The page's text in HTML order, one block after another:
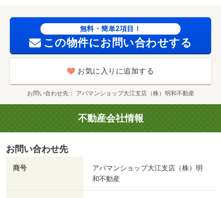
オ）まで４００ｍ／セブンイレブン（コンビニ）まで４７
３ｍ／ドラッグストアモリ本荘店（ドラッグストア）まで
５８０ｍ／くまもと乳腺・胃腸外科病院（病院）まで８６
０ｍ／デイリーヤマザキ熊本本山店（コンビニ）まで１１
無料・簡単2項目！
この物件にお問い合わせする
お気に入りに追加する
お問い合わせ先 アパマンショップ大江支店（株）明和不動産
不動産会社情報
お問い合わせ先
商号
アパマンショップ大江支店（株）明
和不動産